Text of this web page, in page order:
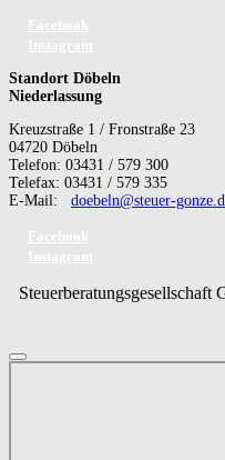
Standort Döbeln
Niederlassung
Kreuzstraße 1 / Fronstraße 23
04720 Döbeln
Telefon: 03431 / 579 300
Telefax: 03431 / 579 335
E-Mail: doebeln@steuer-